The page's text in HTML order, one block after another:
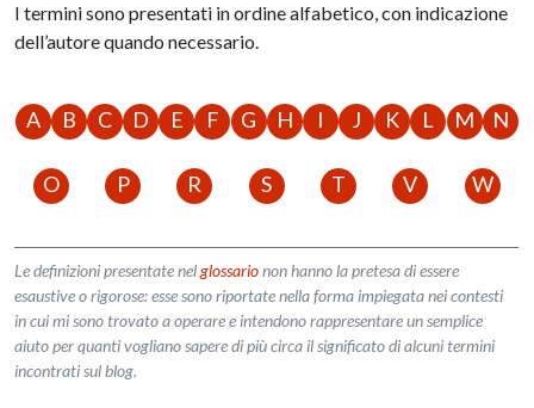
I termini sono presentati in ordine alfabetico, con indicazione
dell’autore quando necessario.
A B C D E F G H I J K L M N
O P R S T V W
Le definizioni presentate nelglossarionon hanno la pretesa di essere
esaustive o rigorose: esse sono riportate nella forma impiegata nei contesti
in cui mi sono trovato a operare e intendono rappresentare un semplice
aiuto per quanti vogliano sapere di più circa il significato di alcuni termini
incontrati sul blog.